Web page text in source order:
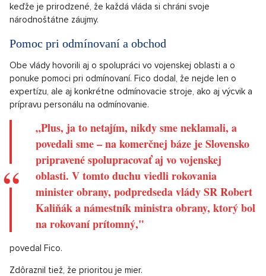
keďže je prirodzené, že každá vláda si chráni svoje
národnoštátne záujmy.
Pomoc pri odmínovaní a obchod
Obe vlády hovorili aj o spolupráci vo vojenskej oblasti a o
ponuke pomoci pri odmínovaní. Fico dodal, že nejde len o
expertízu, ale aj konkrétne odmínovacie stroje, ako aj výcvik a
prípravu personálu na odmínovanie.
„Plus, ja to netajím, nikdy sme neklamali, a
povedali sme – na komerčnej báze je Slovensko
pripravené spolupracovať aj vo vojenskej
oblasti. V tomto duchu viedli rokovania
minister obrany, podpredseda vlády SR Robert
Kaliňák a námestník ministra obrany, ktorý bol
na rokovaní prítomný,"
povedal Fico.
Zdôraznil tiež, že prioritou je mier.